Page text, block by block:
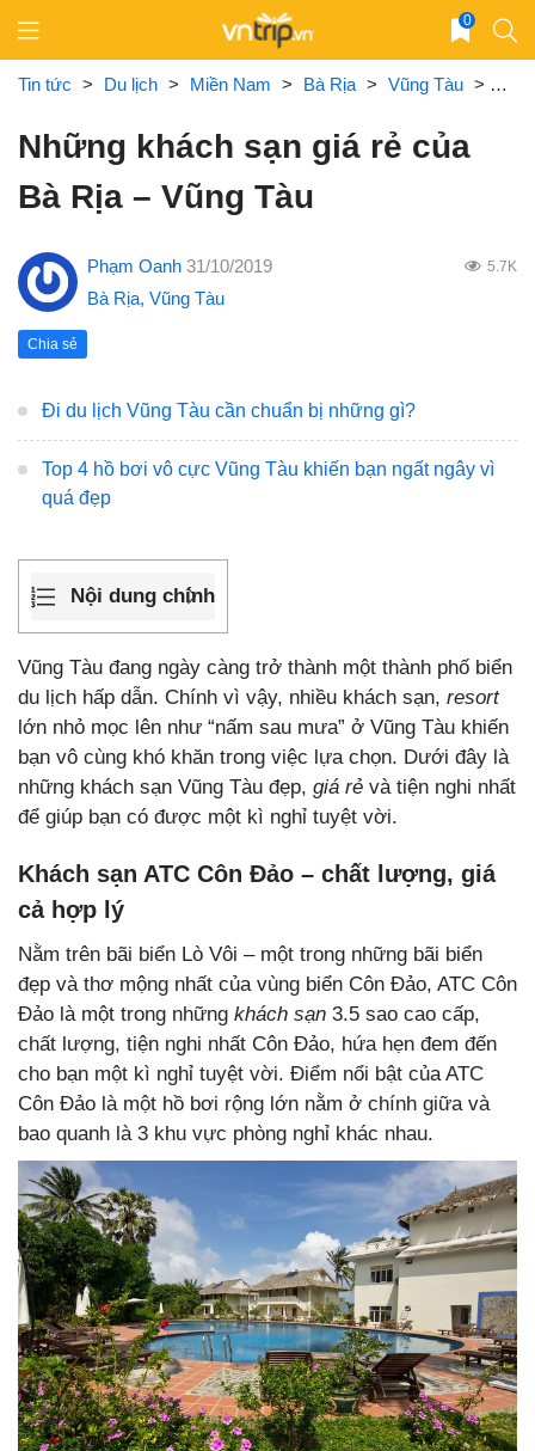
content
0
Tin tức > Du lịch > Miền Nam > Bà Rịa > Vũng Tàu >
Những khách sạn giá rẻ của
Bà Rịa – Vũng Tàu
Phạm Oanh 31/10/2019 5.7K
Bà Rịa, Vũng Tàu
Chia sẻ
Đi du lịch Vũng Tàu cần chuẩn bị những gì?
Top 4 hồ bơi vô cực Vũng Tàu khiến bạn ngất ngây vì
quá đẹp
Nội dung chính
Vũng Tàu đang ngày càng trở thành một thành phố biển
du lịch hấp dẫn. Chính vì vậy, nhiều khách sạn, resort
lớn nhỏ mọc lên như “nấm sau mưa” ở Vũng Tàu khiến
bạn vô cùng khó khăn trong việc lựa chọn. Dưới đây là
những khách sạn Vũng Tàu đẹp, giá rẻ và tiện nghi nhất
để giúp bạn có được một kì nghỉ tuyệt vời.
Khách sạn ATC Côn Đảo – chất lượng, giá
cả hợp lý
Nằm trên bãi biển Lò Vôi – một trong những bãi biển
đẹp và thơ mộng nhất của vùng biển Côn Đảo, ATC Côn
Đảo là một trong những khách sạn 3.5 sao cao cấp,
chất lượng, tiện nghi nhất Côn Đảo, hứa hẹn đem đến
cho bạn một kì nghỉ tuyệt vời. Điểm nổi bật của ATC
Côn Đảo là một hồ bơi rộng lớn nằm ở chính giữa và
bao quanh là 3 khu vực phòng nghỉ khác nhau.